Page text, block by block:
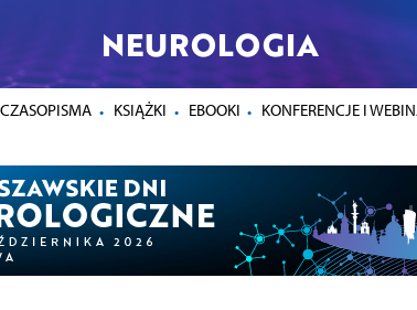
NEUROLOGIA
CZASOPISMA KSIĄŻKI EBOOKI KONFERENCJE I